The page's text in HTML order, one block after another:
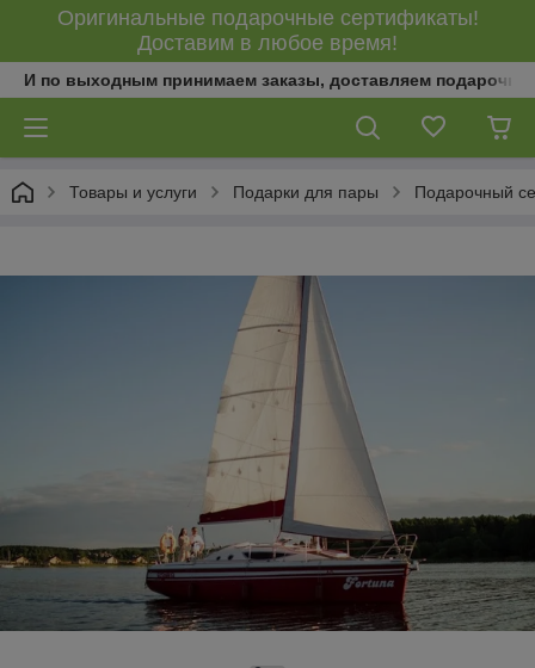
Оригинальные подарочные сертификаты!
Доставим в любое время!
И по выходным принимаем заказы, доставляем
Товары и услуги Подарки для пары Подарочный